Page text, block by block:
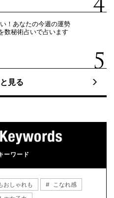
！あなたの今週の運勢
数秘術占いで占います
見る
ーワード
おしゃれも
こなれ感